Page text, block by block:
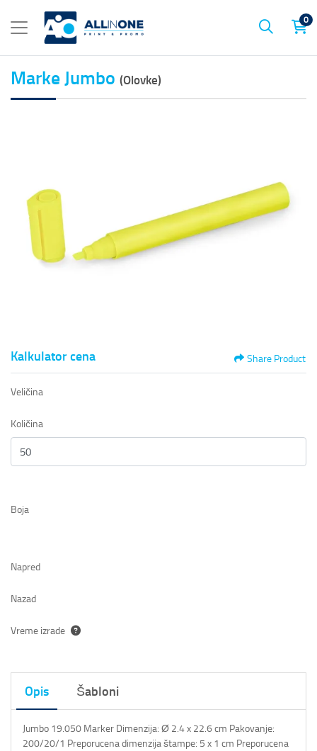
0
Marke Jumbo (Olovke)
Kalkulator cena Share Product
Veličina
Količina
Boja
Napred
Nazad
Vreme izrade
Opis Šabloni
Jumbo 19.050 Marker Dimenzija: Ø 2.4 x 22.6 cm Pakovanje:
200/20/1 Preporucena dimenzija štampe: 5 x 1 cm Preporucena